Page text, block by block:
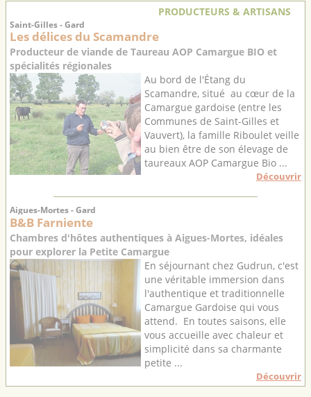
PRODUCTEURS & ARTISANS
Saint-Gilles - Gard
Les délices du Scamandre
Producteur de viande de Taureau AOP Camargue BIO et
spécialités régionales
Au bord de l'Étang du
Scamandre, situé au cœur de la
Camargue gardoise (entre les
Communes de Saint-Gilles et
Vauvert), la famille Riboulet veille
au bien être de son élevage de
taureaux AOP Camargue Bio ...
Découvrir
Aigues-Mortes - Gard
B&B Farniente
Chambres d'hôtes authentiques à Aigues-Mortes, idéales
pour explorer la Petite Camargue
En séjournant chez Gudrun, c'est
une véritable immersion dans
l'authentique et traditionnelle
Camargue Gardoise qui vous
attend. En toutes saisons, elle
vous accueille avec chaleur et
simplicité dans sa charmante
petite ...
Découvrir